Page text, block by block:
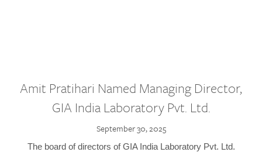
Amit Pratihari Named Managing Director,
GIA India Laboratory Pvt. Ltd.
September 30, 2025
The board of directors of GIA India Laboratory Pvt. Ltd.